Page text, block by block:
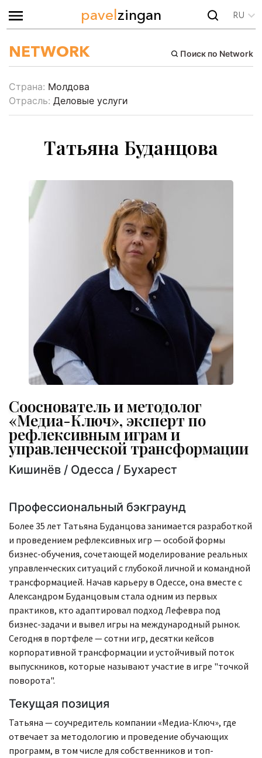
pavelzingan RU
NETWORK Поиск по Network
Страна: Молдова
Отрасль: Деловые услуги
Татьяна Буданцова
Сооснователь и методолог
«Медиа-Ключ», эксперт по
рефлексивным играм и
управленческой трансформации
Кишинёв / Одесса / Бухарест
Профессиональный бэкграунд
Более 35 лет Татьяна Буданцова занимается разработкой
и проведением рефлексивных игр — особой формы
бизнес-обучения, сочетающей моделирование реальных
управленческих ситуаций с глубокой личной и командной
трансформацией. Начав карьеру в Одессе, она вместе с
Александром Буданцовым стала одним из первых
практиков, кто адаптировал подход Лефевра под
бизнес-задачи и вывел игры на международный рынок.
Сегодня в портфеле — сотни игр, десятки кейсов
корпоративной трансформации и устойчивый поток
выпускников, которые называют участие в игре "точкой
поворота".
Текущая позиция
Татьяна — соучредитель компании «Медиа-Ключ», где
отвечает за методологию и проведение обучающих
программ, в том числе для собственников и топ-